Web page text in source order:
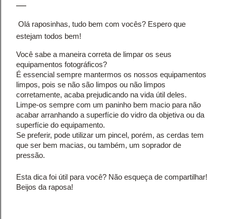
Olá raposinhas, tudo bem com vocês? Espero que
estejam todos bem!
Você sabe a maneira correta de limpar os seus
equipamentos fotográficos?
É essencial sempre mantermos os nossos equipamentos
limpos, pois se não são limpos ou não limpos
corretamente, acaba prejudicando na vida útil deles.
Limpe-os sempre com um paninho bem macio para não
acabar arranhando a superfície do vidro da objetiva ou da
superfície do equipamento.
Se preferir, pode utilizar um pincel, porém, as cerdas tem
que ser bem macias, ou também, um soprador de
pressão.
Esta dica foi útil para você? Não esqueça de compartilhar!
Beijos da raposa!